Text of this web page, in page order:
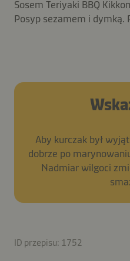
Sosem Teriyaki BBQ
Posyp sezamem i dymką.
Aby kurczak był
dobrze po
Nadmiar wilgoci
ID przepisu: 1752